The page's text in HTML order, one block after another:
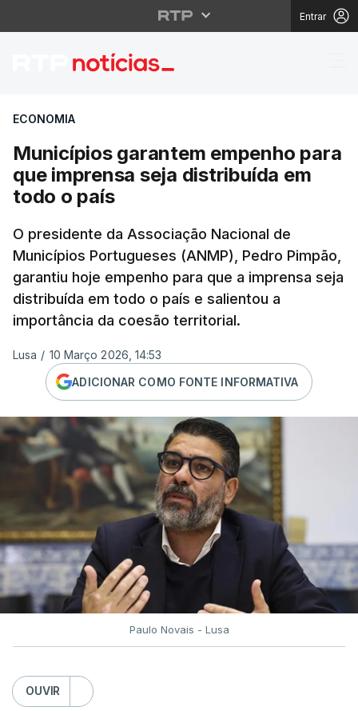
Entrar
Municípios garantem
ECONOMIA
Municípios garantem empenho para
que imprensa seja distribuída em
todo o país
O presidente da Associação Nacional de
Municípios Portugueses (ANMP), Pedro Pimpão,
garantiu hoje empenho para que a imprensa seja
distribuída em todo o país e salientou a
importância da coesão territorial.
Lusa / 10 Março 2026, 14:53
ADICIONAR COMO FONTE INFORMATIVA
Paulo Novais - Lusa
OUVIR